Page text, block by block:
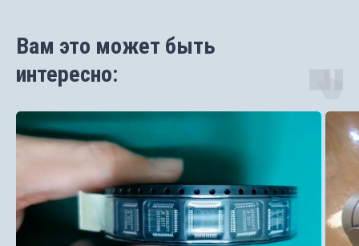
Вам это может быть
интересно: